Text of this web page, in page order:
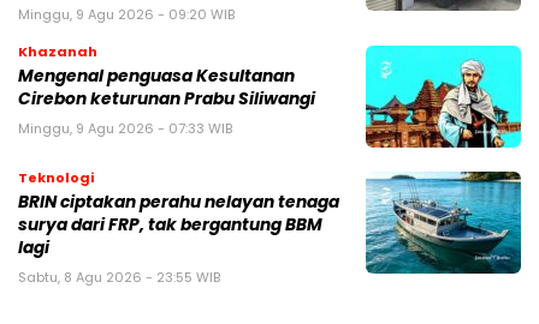
Minggu, 9 Agu 2026 - 09:20 WIB
Khazanah
Mengenal penguasa Kesultanan
Cirebon keturunan Prabu Siliwangi
Minggu, 9 Agu 2026 - 07:33 WIB
Teknologi
BRIN ciptakan perahu nelayan tenaga
surya dari FRP, tak bergantung BBM
lagi
Sabtu, 8 Agu 2026 - 23:55 WIB